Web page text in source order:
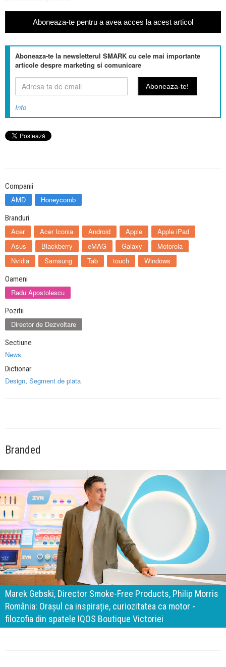
Aboneaza-te pentru a avea acces la acest articol
Aboneaza-te la newsletterul SMARK cu cele mai importante
articole despre marketing si comunicare
Info
Companii
AMD Honeycomb
Branduri
Acer Acer Iconia Android Apple
Apple iPad
Asus
Blackberry eMAG Galaxy
Motorola
Nvidia
Samsung Tab touch Windows
Oameni
Radu Apostolescu
Pozitii
Director de Dezvoltare
Sectiune
News
Dictionar
Design, Segment de piata
Branded
140 de ani de Mercedes-Benz. Ramona Pîrlog: Cel mai
important „test al timpului” este să inovăm constant, dar
cu aceeași responsabilitate față de oameni, siguranță și
calitate